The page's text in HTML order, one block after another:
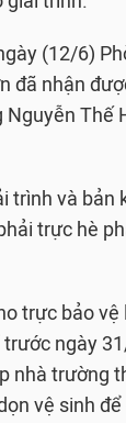
(12/6)
đã nhận
Nguyễn Thế
trình và bản
trực hè
trực bảo vệ
trước ngày
nhà trường
vệ sinh